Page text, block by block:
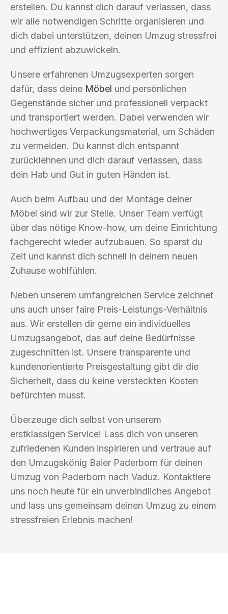
erstellen. Du kannst dich darauf verlassen, dass
wir alle notwendigen Schritte organisieren und
dich dabei unterstützen, deinen Umzug stressfrei
und effizient abzuwickeln.
Unsere erfahrenen Umzugsexperten sorgen
dafür, dass deine Möbel und persönlichen
Gegenstände sicher und professionell verpackt
und transportiert werden. Dabei verwenden wir
hochwertiges Verpackungsmaterial, um Schäden
zu vermeiden. Du kannst dich entspannt
zurücklehnen und dich darauf verlassen, dass
dein Hab und Gut in guten Händen ist.
Auch beim Aufbau und der Montage deiner
Möbel sind wir zur Stelle. Unser Team verfügt
über das nötige Know-how, um deine Einrichtung
fachgerecht wieder aufzubauen. So sparst du
Zeit und kannst dich schnell in deinem neuen
Zuhause wohlfühlen.
Neben unserem umfangreichen Service zeichnet
uns auch unser faire Preis-Leistungs-Verhältnis
aus. Wir erstellen dir gerne ein individuelles
Umzugsangebot, das auf deine Bedürfnisse
zugeschnitten ist. Unsere transparente und
kundenorientierte Preisgestaltung gibt dir die
Sicherheit, dass du keine versteckten Kosten
befürchten musst.
Überzeuge dich selbst von unserem
erstklassigen Service! Lass dich von unseren
zufriedenen Kunden inspirieren und vertraue auf
den Umzugskönig Baier Paderborn für deinen
Umzug von Paderborn nach Vaduz. Kontaktiere
uns noch heute für ein unverbindliches Angebot
und lass uns gemeinsam deinen Umzug zu einem
stressfreien Erlebnis machen!